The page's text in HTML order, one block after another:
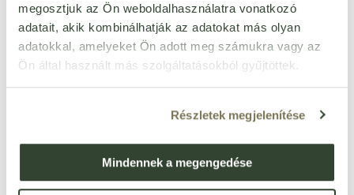
megosztjuk az Ön weboldalhasználatra vonatkozó
adatait, akik kombinálhatják az adatokat más olyan
adatokkal, amelyeket Ön adott meg számukra vagy az
Ön által használt más szolgáltatásokból gyűjtöttek.
Részletek megjelenítése
Mindennek a megengedése